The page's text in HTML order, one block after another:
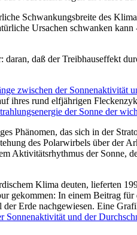
Schwankungsbreite des
Ursachen schwanken
daß der Treibhauseffekt
zwischen der Sonnenaktivität
ihres rund elfjährigen
der Sonne der
das sich in der
des Polarwirbels über der
Aktivitätsrhythmus der Sonne,
Klima deuten, lieferten
In einem Beitrag für
Erde nachgewiesen. Eine
Sonnenaktivität und der